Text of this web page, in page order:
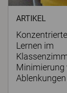
ARTIKEL
Lernen im
Minimierung
Ablenkungen